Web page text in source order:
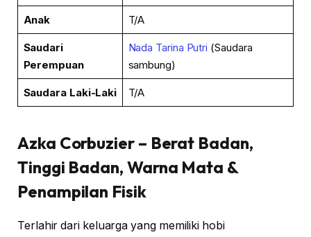
Anak T/A
Saudari
Perempuan
Nada Tarina Putri (Saudara
sambung)
Saudara Laki-Laki T/A
Azka Corbuzier– Berat Badan,
Tinggi Badan, Warna Mata &
Penampilan Fisik
Terlahir dari keluarga yang memiliki hobi